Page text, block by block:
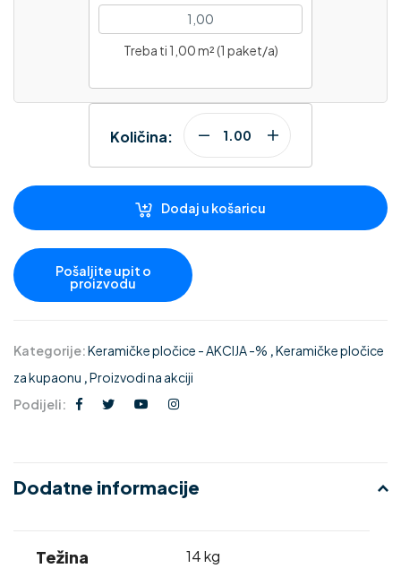
Treba ti 1,00 m² (1 paket/a)
Količina:
Dodaj u košaricu
Kategorije:Keramičke pločice - AKCIJA -% ,Keramičke pločice
za kupaonu ,Proizvodi na akciji
Podijeli:
Dodatne informacije
Težina 14 kg